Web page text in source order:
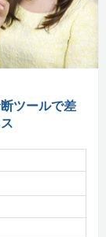
ツールで差